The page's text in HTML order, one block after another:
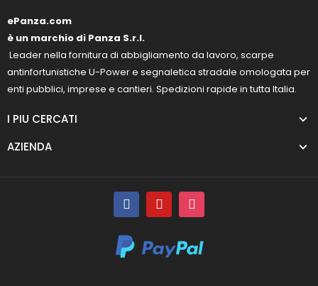
ePanza.com
è un marchio di Panza S.r.l.
Leader nella fornitura di abbigliamento da lavoro, scarpe
antinfortunistiche U-Power e segnaletica stradale omologata per
enti pubblici, imprese e cantieri. Spedizioni rapide in tutta Italia.
I PIU CERCATI
AZIENDA